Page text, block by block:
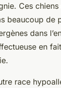
Ces
beaucoup de
dans
en
race